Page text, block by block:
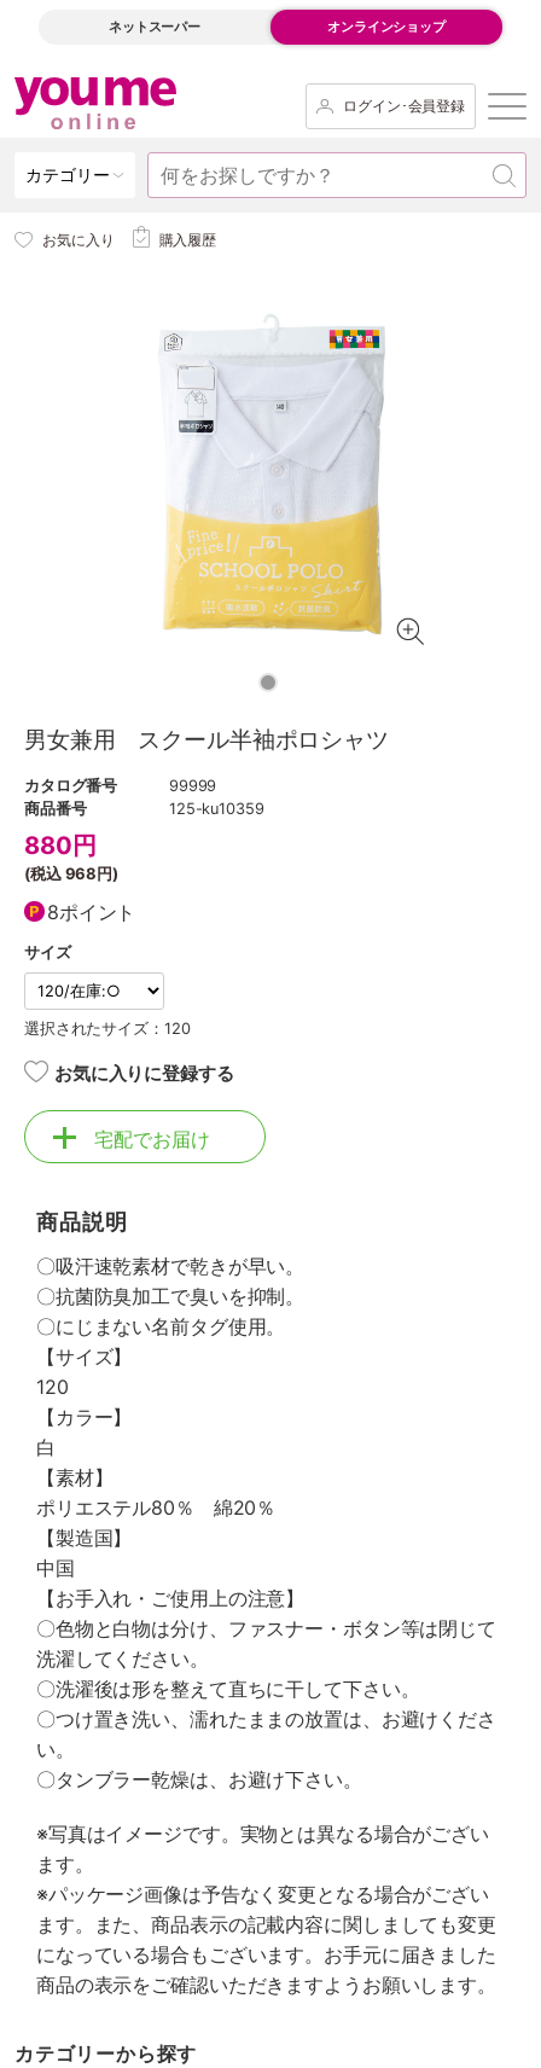
ネットスーパー オンラインショップ
ログイン･会員登録
カテゴリー
お気に入り 購入履歴
男女兼用 スクール半袖ポロシャツ
カタログ番号
99999
商品番号
125-ku10359
880 円
(税込968円)
8ポイント
サイズ
選択されたサイズ：120
お気に入りに登録する
宅配でお届け
商品説明
〇吸汗速乾素材で乾きが早い。
〇抗菌防臭加工で臭いを抑制。
〇にじまない名前タグ使用。
【サイズ】
120
【カラー】
白
【素材】
ポリエステル80％ 綿20％
【製造国】
中国
【お手入れ・ご使用上の注意】
〇色物と白物は分け、ファスナー・ボタン等は閉じて
洗濯してください。
〇洗濯後は形を整えて直ちに干して下さい。
〇つけ置き洗い、濡れたままの放置は、お避けくださ
い。
〇タンブラー乾燥は、お避け下さい。
※写真はイメージです。実物とは異なる場合がござい
ます。
※パッケージ画像は予告なく変更となる場合がござい
ます。また、商品表示の記載内容に関しましても変更
になっている場合もございます。お手元に届きました
商品の表示をご確認いただきますようお願いします。
カテゴリーから探す